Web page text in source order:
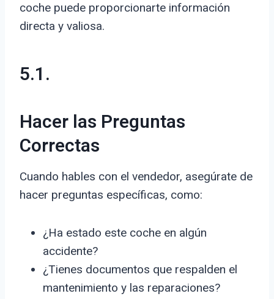
coche puede proporcionarte información
directa y valiosa.
5.1.
Hacer las Preguntas
Correctas
Cuando hables con el vendedor, asegúrate de
hacer preguntas específicas, como:
¿Ha estado este coche en algún
accidente?
¿Tienes documentos que respalden el
mantenimiento y las reparaciones?